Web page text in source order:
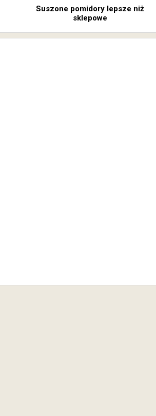
Suszone pomidory lepsze niż
sklepowe